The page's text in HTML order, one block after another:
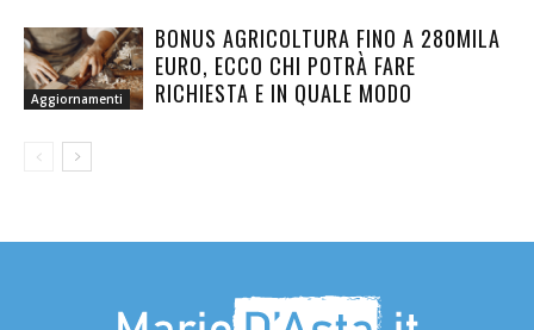
Aggiornamenti
BONUS AGRICOLTURA FINO A 280MILA
EURO, ECCO CHI POTRÀ FARE
RICHIESTA E IN QUALE MODO